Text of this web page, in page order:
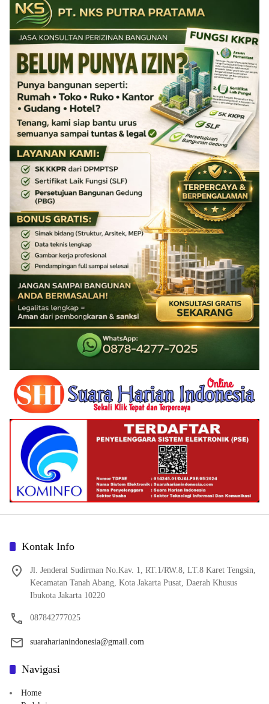
Kontak Info
Jl. Jenderal Sudirman No.Kav. 1, RT.1/RW.8, LT.8 Karet Tengsin,
Kecamatan Tanah Abang, Kota Jakarta Pusat, Daerah Khusus
Ibukota Jakarta 10220
087842777025
suaraharianindonesia@gmail.com
Navigasi
Home